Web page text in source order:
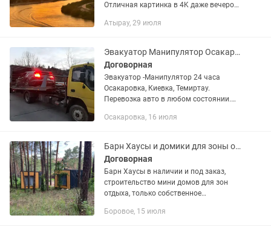
Отличная картинка в 4K даже вечером!
вертикальных кадров. Высота полета
Атырау, 29 июля
Эвакуатор Манипулятор Осакаровка, Киевка, Темиртау недорого срочно.
Договорная
Эвакуатор -Манипулятор 24 часа
Осакаровка, Киевка, Темиртау.
Перевозка авто в любом состоянии.
круглосуточно недорого срочно
межгород...
Осакаровка, 16 июля
Барн Хаусы и домики для зоны отдыха
Договорная
Барн Хаусы в наличии и под заказ,
строительство мини домов для зон
отдыха, только собственное
Боровое, 15 июля